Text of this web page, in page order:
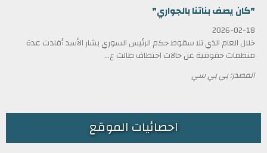
"كان يصف بناتنا بالجواري"
2026-02-18
خلال العام الذي تلا سقوط حكم الرئيس السوري بشار الأسد أفادت عدة
منظمات حقوقية عن حالات اختطاف طالت ع...
المصدر: بي بي سي
احصائيات الموقع